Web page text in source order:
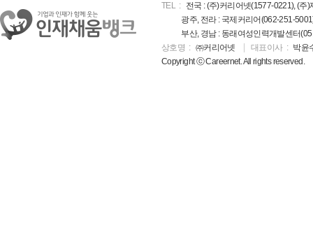
TEL
전국 : (주)커리어넷(1577-0221), (
광주, 전라 : 국제커리어(062-251-
부산, 경남 : 동래여성인력개발센터
상호명
㈜커리어넷 대표이사
박윤
Copyright ⓒ Careernet. All rights reserved.